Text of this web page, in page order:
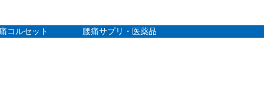
コルセット 腰痛サプリ・医薬品